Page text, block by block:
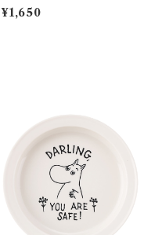
【PG20】PG21-327
¥1,650